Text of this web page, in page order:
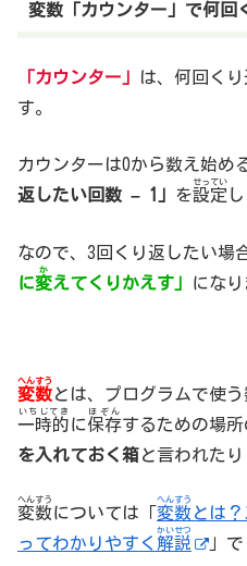
変数「カウンター」で何回
「カウンター」 は、何回く
す。
カウンターは0から数え始め
返したい回数 – 1」 を設定
せってい
なので、3回くり返したい場
に変
か
えてくりかえす」 になり
変数
へんすう
とは、プログラムで使
一時的
いちじてき
に保存
ほぞん
するための場
を入れておく箱と言われたり
変数
へんすう
については「変数
へんすう
とは
ってわかりやすく 解説
かいせつ
」